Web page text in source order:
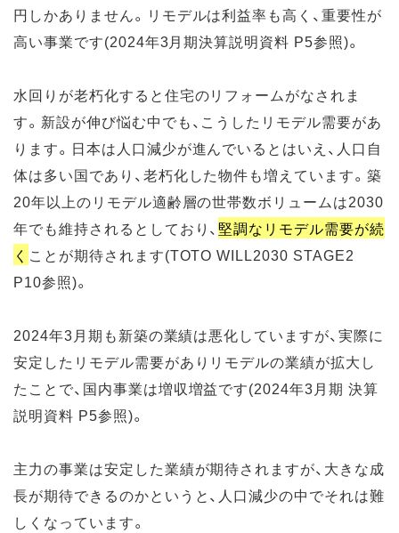
円しかありません。リモデルは利益率も高く、重要性が
高い事業です(2024年3月期決算説明資料 P5参照)。
水回りが老朽化すると住宅のリフォームがなされま
す。新設が伸び悩む中でも、こうしたリモデル需要があ
ります。日本は人口減少が進んでいるとはいえ、人口自
体は多い国であり、老朽化した物件も増えています。築
20年以上のリモデル適齢層の世帯数ボリュームは2030
年でも維持されるとしており、堅調なリモデル需要が続
く ことが期待されます(TOTO WILL2030 STAGE2
P10参照)。
2024年3月期も新築の業績は悪化していますが、実際に
安定したリモデル需要がありリモデルの業績が拡大し
たことで、国内事業は増収増益です(2024年3月期 決算
説明資料 P5参照)。
主力の事業は安定した業績が期待されますが、大きな成
長が期待できるのかというと、人口減少の中でそれは難
しくなっています。